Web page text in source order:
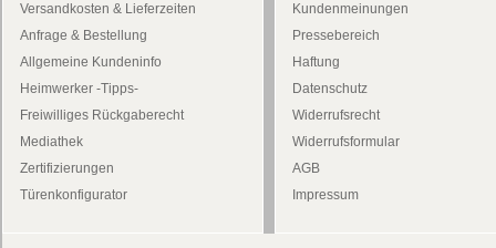
Versandkosten & Lieferzeiten
Anfrage & Bestellung
Allgemeine Kundeninfo
Heimwerker -Tipps-
Freiwilliges Rückgaberecht
Mediathek
Zertifizierungen
Türenkonfigurator
Kundenmeinungen
Pressebereich
Haftung
Datenschutz
Widerrufsrecht
Widerrufsformular
AGB
Impressum